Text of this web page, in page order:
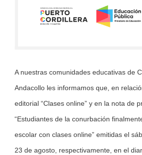
A nuestras comunidades educativas de
Andacollo les informamos que, en
editorial “Clases online” y en la nota de
“Estudiantes de la conurbación
escolar con clases online” emitidas el
23 de agosto, respectivamente, en el